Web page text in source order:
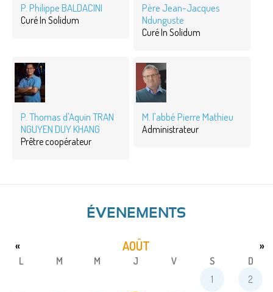
P. Philippe BALDACINI
Curé In Solidum
Père Jean-Jacques
Ndunguste
Curé In Solidum
P. Thomas d'Aquin TRAN
NGUYEN DUY KHANG
Prêtre coopérateur
M. l'abbé Pierre Mathieu
Administrateur
ÉVENEMENTS
AOÛT
« »
L M M J V S
D
1
2